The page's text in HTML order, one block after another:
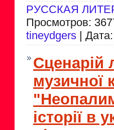
РУССКАЯ
Просмотров:
tineydgers |
Сценарій
музичної
історії в